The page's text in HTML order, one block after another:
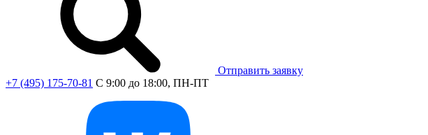
Отправить заявку
+7 (495) 175-70-81 C 9:00 до 18:00, ПН-ПТ